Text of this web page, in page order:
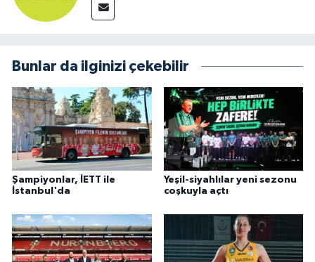
Bunlar da ilginizi çekebilir
Şampiyonlar, İETT ile
İstanbul'da
Yeşil-siyahlılar yeni sezonu
coşkuyla açtı